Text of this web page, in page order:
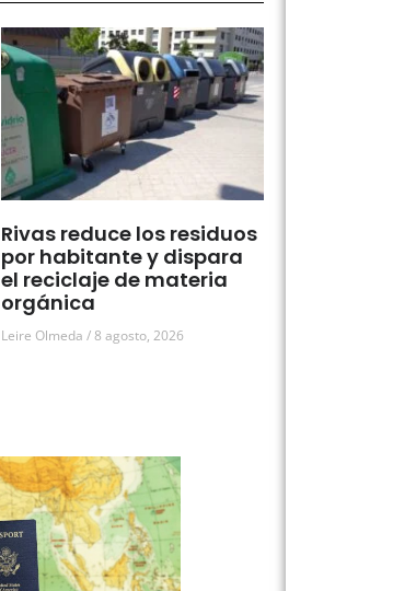
Rivas reduce los residuos
por habitante y dispara
el reciclaje de materia
orgánica
Leire Olmeda 8 agosto, 2026